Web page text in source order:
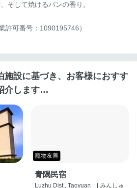
そして焼けるパンの香り。
許可番号：1090195746）
施設に基づき、お客様におすす
介します…
寵物友善
青隅民宿
Luzhu Dist., Taoyuan
| みんしゅ